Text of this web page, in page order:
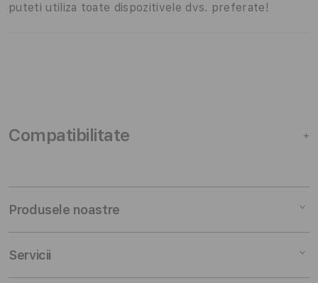
puteti utiliza toate dispozitivele dvs. preferate!
Compatibilitate +
Produsele noastre
Servicii